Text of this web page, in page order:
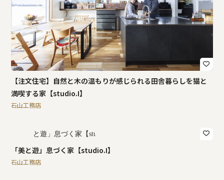
【注文住宅】自然と木の温もりが感じられる田舎暮らしを猫と
満喫する家【studio.I】
石山工務店
「美と遊」息づく家【studio.I】
石山工務店